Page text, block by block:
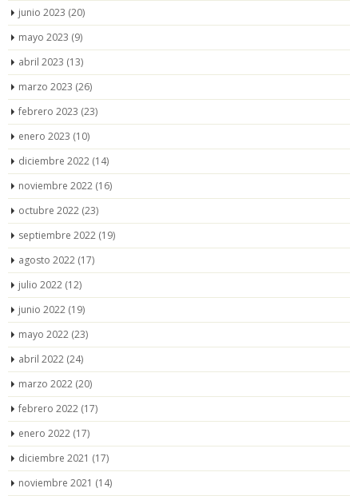
junio 2023 (20)
mayo 2023 (9)
abril 2023 (13)
marzo 2023 (26)
febrero 2023 (23)
enero 2023 (10)
diciembre 2022 (14)
noviembre 2022 (16)
octubre 2022 (23)
septiembre 2022 (19)
agosto 2022 (17)
julio 2022 (12)
junio 2022 (19)
mayo 2022 (23)
abril 2022 (24)
marzo 2022 (20)
febrero 2022 (17)
enero 2022 (17)
diciembre 2021 (17)
noviembre 2021 (14)